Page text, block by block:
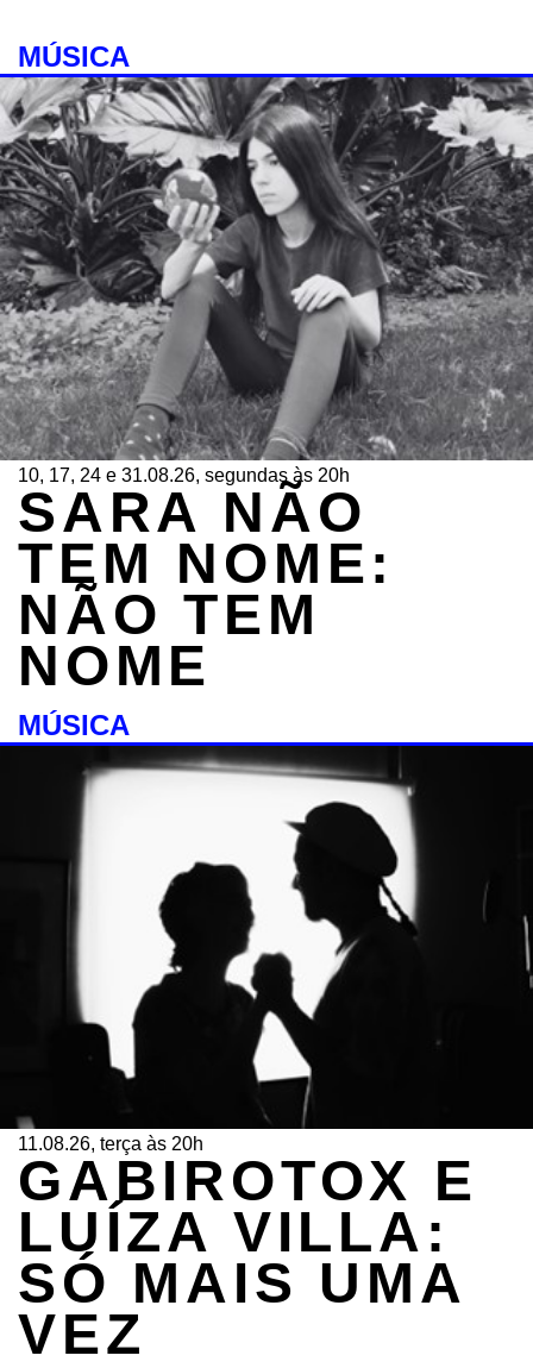
MÚSICA
10, 17, 24 e 31.08.26, segundas às 20h
SARA NÃO
TEM NOME:
NÃO TEM
NOME
MÚSICA
11.08.26, terça às 20h
GABIROTOX E
LUÍZA VILLA:
SÓ MAIS UMA
VEZ